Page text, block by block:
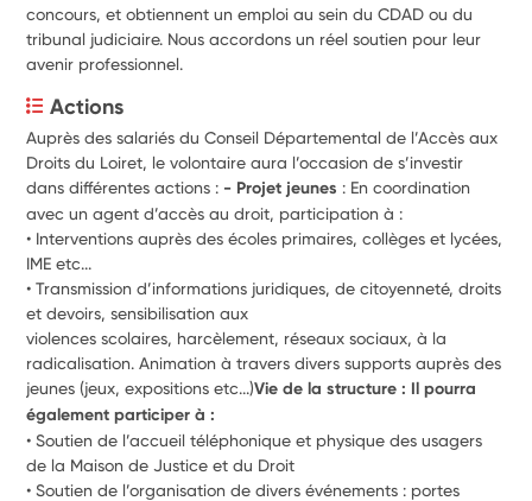
concours, et obtiennent un emploi au sein du CDAD ou du
tribunal judiciaire. Nous accordons un réel soutien pour leur
avenir professionnel.
Actions
Auprès des salariés du Conseil Départemental de l’Accès aux
Droits du Loiret, le volontaire aura l’occasion de s’investir
dans différentes actions : - Projet jeunes : En coordination
avec un agent d’accès au droit, participation à :
• Interventions auprès des écoles primaires, collèges et lycées,
IME etc...
• Transmission d’informations juridiques, de citoyenneté, droits
et devoirs, sensibilisation aux
violences scolaires, harcèlement, réseaux sociaux, à la
radicalisation. Animation à travers divers supports auprès des
jeunes (jeux, expositions etc...)Vie de la structure : Il pourra
également participer à :
• Soutien de l’accueil téléphonique et physique des usagers
de la Maison de Justice et du Droit
• Soutien de l’organisation de divers événements : portes